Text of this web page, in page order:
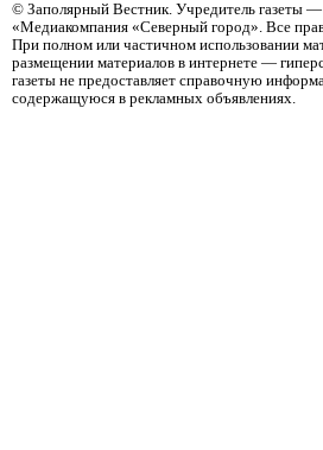
© Заполярный Вестник. Учредитель газеты
«Медиакомпания «Северный город». Все
При полном или частичном использовании
размещении материалов в интернете —
газеты не предоставляет справочную
содержащуюся в рекламных объявлениях.